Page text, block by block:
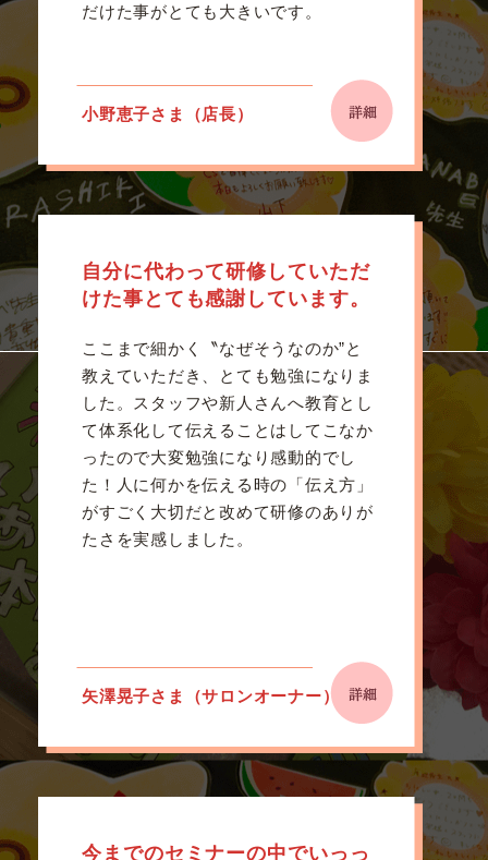
だけた事がとても大きいです。
小野恵子さま（店長）
自分に代わって研修していただ
けた事とても感謝しています。
ここまで細かく〝なぜそうなのか”と
教えていただき、とても勉強になりま
した。スタッフや新人さんへ教育とし
て体系化して伝えることはしてこなか
ったので大変勉強になり感動的でし
た！人に何かを伝える時の「伝え方」
がすごく大切だと改めて研修のありが
たさを実感しました。
矢澤晃子さま（サロンオーナー）
今までのセミナーの中でいっっ